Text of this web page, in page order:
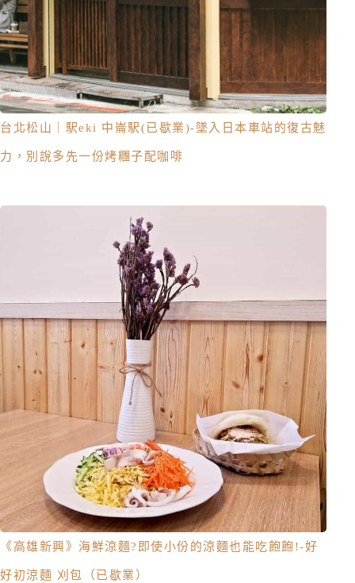
台北松山｜駅eki 中崙駅(已歇業)-墜入日本車站的復古魅
力，別說多先一份烤糰子配咖啡
《高雄新興》海鮮涼麵?即使小份的涼麵也能吃飽飽!-好
好初涼麵 刈包（已歇業）